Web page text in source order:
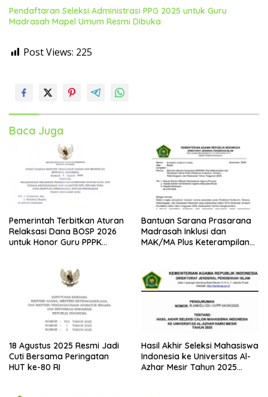
Pendaftaran Seleksi Administrasi PPG 2025 untuk Guru
Madrasah Mapel Umum Resmi Dibuka
Post Views: 225
Baca Juga
Pemerintah Terbitkan Aturan
Relaksasi Dana BOSP 2026
untuk Honor Guru PPPK
Bantuan Sarana Prasarana
Madrasah Inklusi dan
MAK/MA Plus Keterampilan
18 Agustus 2025 Resmi Jadi
Cuti Bersama Peringatan
HUT ke-80 RI
Hasil Akhir Seleksi Mahasiswa
Indonesia ke Universitas Al-
Azhar Mesir Tahun 2025